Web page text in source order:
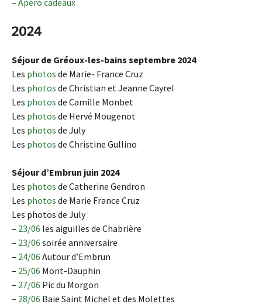
– Apéro cadeaux
2024
Séjour de Gréoux-les-bains septembre 2024
Les photos de Marie- France Cruz
Les photos de Christian et Jeanne Cayrel
Les photos de Camille Monbet
Les photos de Hervé Mougenot
Les photos de July
Les photos de Christine Gullino
Séjour d’Embrun juin 2024
Les photos de Catherine Gendron
Les photos de Marie France Cruz
Les photos de July :
– 23/06 les aiguilles de Chabrière
– 23/06 soirée anniversaire
– 24/06 Autour d’Embrun
– 25/06 Mont-Dauphin
– 27/06 Pic du Morgon
– 28/06 Baie Saint Michel et des Molettes